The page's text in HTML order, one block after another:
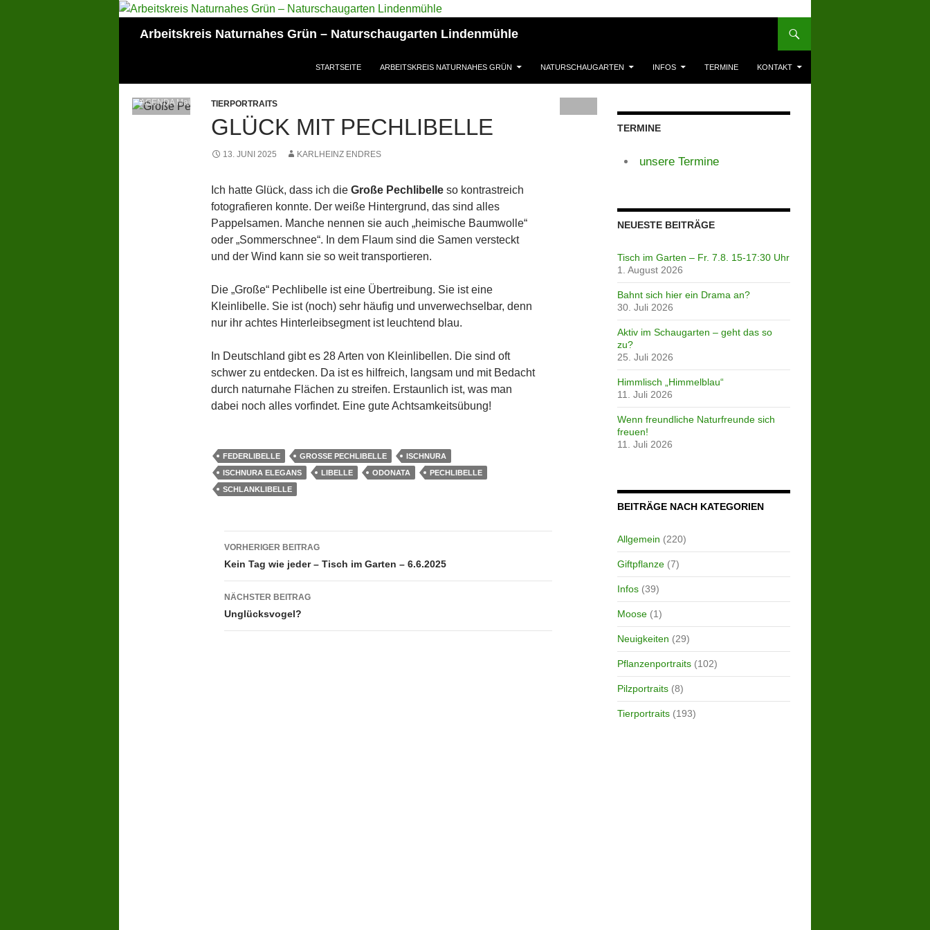
Arbeitskreis Naturnahes Grün – Naturschaugarten Lindenmühle
STARTSEITE ARBEITSKREIS NATURNAHES GRÜN NATURSCHAUGARTEN INFOS TERMINE KONTAKT
TIERPORTRAITS
GLÜCK MIT PECHLIBELLE
13. JUNI 2025 KARLHEINZ ENDRES
Ich hatte Glück, dass ich die Große Pechlibelleso kontrastreich
fotografieren konnte. Der weiße Hintergrund, das sind alles
Pappelsamen. Manche nennen sie auch „heimische Baumwolle“
oder „Sommerschnee“. In dem Flaum sind die Samen versteckt
und der Wind kann sie so weit transportieren.
Die „Große“ Pechlibelle ist eine Übertreibung. Sie ist eine
Kleinlibelle. Sie ist (noch) sehr häufig und unverwechselbar, denn
nur ihr achtes Hinterleibsegment ist leuchtend blau.
In Deutschland gibt es 28 Arten von Kleinlibellen. Die sind oft
schwer zu entdecken. Da ist es hilfreich, langsam und mit Bedacht
durch naturnahe Flächen zu streifen. Erstaunlich ist, was man
dabei noch alles vorfindet. Eine gute Achtsamkeitsübung!
FEDERLIBELLE GROSSE PECHLIBELLE
ISCHNURA
ISCHNURA ELEGANS
LIBELLE ODONATA
PECHLIBELLE
SCHLANKLIBELLE
Beitragsnavigation
VORHERIGER BEITRAG
Kein Tag wie jeder – Tisch im Garten – 6.6.2025
NÄCHSTER BEITRAG
Unglücksvogel?
TERMINE
unsere Termine
NEUESTE BEITRÄGE
Tisch im Garten – Fr. 7.8. 15-17:30 Uhr
1. August 2026
Bahnt sich hier ein Drama an?
30. Juli 2026
Aktiv im Schaugarten – geht das so
zu?
25. Juli 2026
Himmlisch „Himmelblau“
11. Juli 2026
Wenn freundliche Naturfreunde sich
freuen!
11. Juli 2026
BEITRÄGE NACH KATEGORIEN
Allgemein (220)
Giftpflanze(7)
Infos(39)
Moose(1)
Neuigkeiten (29)
Pflanzenportraits(102)
Pilzportraits(8)
Tierportraits(193)
AGENDA Mainz